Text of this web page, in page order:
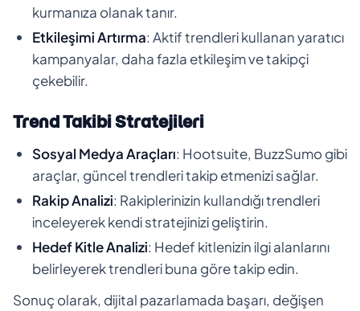
kurmanıza olanak tanır.
Etkileşimi Artırma: Aktif trendleri kullanan yaratıcı
kampanyalar, daha fazla etkileşim ve takipçi
çekebilir.
Trend Takibi Stratejileri
Sosyal Medya Araçları: Hootsuite, BuzzSumo gibi
araçlar, güncel trendleri takip etmenizi sağlar.
Rakip Analizi: Rakiplerinizin kullandığı trendleri
inceleyerek kendi stratejinizi geliştirin.
Hedef Kitle Analizi: Hedef kitlenizin ilgi alanlarını
belirleyerek trendleri buna göre takip edin.
Sonuç olarak, dijital pazarlamada başarı, değişen